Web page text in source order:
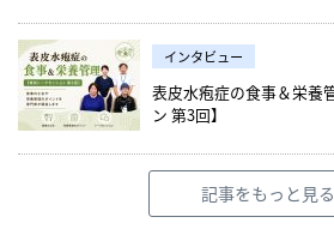
インタビュー
表皮水疱症の食事＆栄養
ン 第3回】
記事をもっと見る